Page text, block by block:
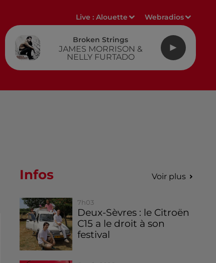
Live :Alouette Webradios
Broken Strings
JAMES MORRISON &
NELLY FURTADO
Infos Voir plus
7h03
Deux-Sèvres : le Citroën
C15 a le droit à son
festival